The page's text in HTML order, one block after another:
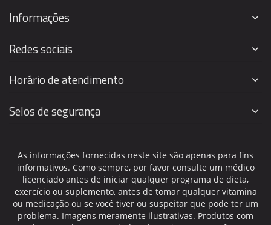
Informações
Redes sociais
Horário de atendimento
Selos de segurança
As informações fornecidas neste site são apenas para fins
informativos. Como sempre, por favor consulte um médico
licenciado antes de iniciar qualquer programa de dieta,
exercício ou suplemento, antes de tomar qualquer vitamina
ou medicação ou se você tiver ou suspeitar que pode ter um
problema. Imagens meramente ilustrativas. Produtos com